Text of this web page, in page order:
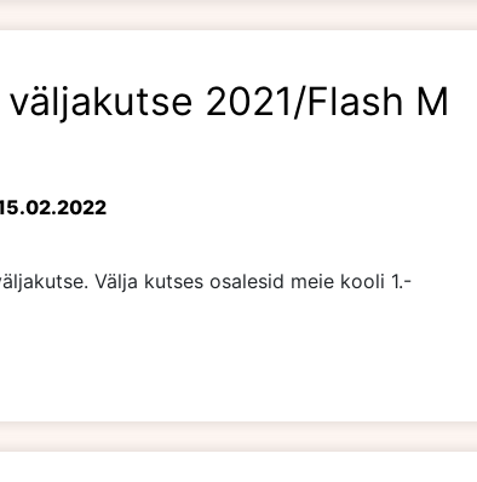
2021/Flash M
Välja kutses osalesid meie kooli 1.-